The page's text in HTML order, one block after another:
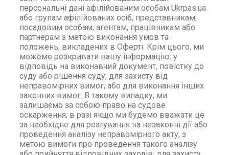
персональні дані афілійованим особам Ukrpas.ua
або групам афілійованих осіб, представникам,
посадовим особам, агентам, працівникам або
партнерам з метою виконання умов та
положень, викладених в Оферті. Крім цього, ми
можемо розкривати вашу інформацію: у
відповідь на виконавчий документ, повістку до
суду або рішення суду; для захисту від
неправомірних вимог; або для виконання інших
законних вимог. В такому випадку, ми
залишаємо за собою право на судове
оскарження; в разі якщо ми будемо вважати це
за необхідне для реагування на незаконні дії або
проведення аналізу неправомірного акту, з
метою вимоги про проведення такого аналізу